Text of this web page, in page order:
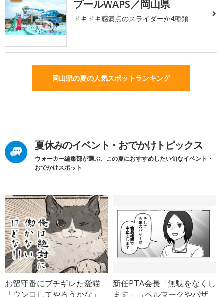
プールWAPS／岡山県
ドキドキ感満点のスライダーが4種類
岡山県の夏の人気スポットランキング
夏休みのイベント・おでかけトピックス
ウォーカー編集部が選ぶ、この夏におすすめしたい旬なイベント・
おでかけスポット
お留守番にブチギレた愛猫
「ウンコしてやろうかな」
新任PTA会長「無駄をなくし
ます」→ベルマークやバザ